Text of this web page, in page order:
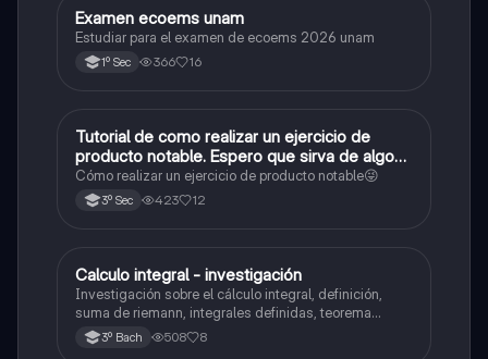
Español
Examen ecoems unam
Estudiar para el examen de ecoems 2026 unam
1º Sec 366 16
Matemáticas
Tutorial de como realizar un ejercicio de
producto notable. Espero que sirva de algo💕
😜
Cómo realizar un ejercicio de producto notable😜
3º Sec 423 12
Matemáticas
Calculo integral - investigación
Investigación sobre el cálculo integral, definición,
suma de riemann, integrales definidas, teorema
fundamental del cálculo, antiderivadas, integrales
indefinidas y ejemplos.
3º Bach 508 8